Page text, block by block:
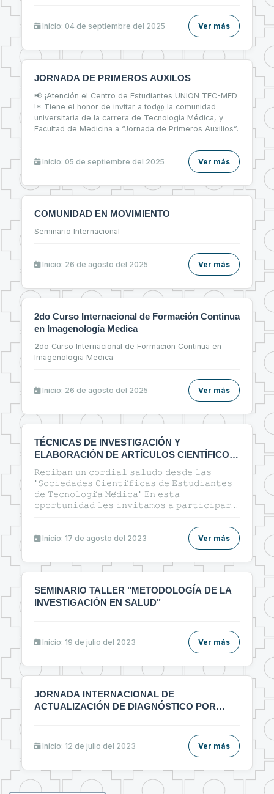
Inicio: 04 de septiembre del 2025 Ver más
JORNADA DE PRIMEROS AUXILOS
📢 ¡Atención el Centro de Estudiantes UNION TEC-MED
!* Tiene el honor de invitar a tod@ la comunidad
universitaria de la carrera de Tecnología Médica, y
Facultad de Medicina a “Jornada de Primeros Auxilios”.
Inicio: 05 de septiembre del 2025 Ver más
COMUNIDAD EN MOVIMIENTO
Seminario Internacional
Inicio: 26 de agosto del 2025 Ver más
2do Curso Internacional de Formación Continua
en Imagenología Medica
2do Curso Internacional de Formacion Continua en
Imagenologia Medica
Inicio: 26 de agosto del 2025 Ver más
TÉCNICAS DE INVESTIGACIÓN Y
ELABORACIÓN DE ARTÍCULOS CIENTÍFICOS
EN EL ÁREA DE LA SALUD
𝚁𝚎𝚌𝚒𝚋𝚊𝚗 𝚞𝚗 𝚌𝚘𝚛𝚍𝚒𝚊𝚕 𝚜𝚊𝚕𝚞𝚍𝚘 𝚍𝚎𝚜𝚍𝚎 𝚕𝚊𝚜
"𝚂𝚘𝚌𝚒𝚎𝚍𝚊𝚍𝚎𝚜 𝙲𝚒𝚎𝚗𝚝𝚒́𝚏𝚒𝚌𝚊𝚜 𝚍𝚎 𝙴𝚜𝚝𝚞𝚍𝚒𝚊𝚗𝚝𝚎𝚜
𝚍𝚎 𝚃𝚎𝚌𝚗𝚘𝚕𝚘𝚐𝚒́𝚊 𝙼𝚎́𝚍𝚒𝚌𝚊" 𝙴𝚗 𝚎𝚜𝚝𝚊
𝚘𝚙𝚘𝚛𝚝𝚞𝚗𝚒𝚍𝚊𝚍 𝚕𝚎𝚜 𝚒𝚗𝚟𝚒𝚝𝚊𝚖𝚘𝚜 𝚊 𝚙𝚊𝚛𝚝𝚒𝚌𝚒𝚙𝚊𝚛
ᴇʟᴀʙᴏʀᴀᴄɪᴏ́ɴ ᴅᴇ ᴀʀᴛɪ́ᴄᴜʟᴏs ᴄɪᴇɴᴛɪ́ғɪᴄᴏs ᴇɴ ᴇʟ ᴀ́ʀᴇᴀ ᴅᴇ ʟᴀ
sᴀʟᴜᴅ"🔰
Inicio: 17 de agosto del 2023 Ver más
SEMINARIO TALLER "METODOLOGÍA DE LA
INVESTIGACIÓN EN SALUD"
Inicio: 19 de julio del 2023 Ver más
JORNADA INTERNACIONAL DE
ACTUALIZACIÓN DE DIAGNÓSTICO POR
Inicio: 12 de julio del 2023 Ver más